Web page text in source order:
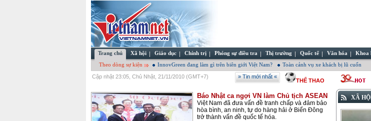
Trang chủ Xã hội Giáo dục Chính trị Phóng sự điều tra Thị trường Quốc tế Văn hóa Khoa
Theo dòng sự kiện InnovGreen đang làm gì trên biên giới Việt Nam? Toàn cảnh vụ xe khách bị lũ cuốn
Cập nhật 23:05, Chủ Nhật, 21/11/2010 (GMT+7)
» Tin mới nhất «
THỂ THAO
Báo Nhật ca ngợi VN làm Chủ tịch ASEAN
Việt Nam đã đưa vấn đề tranh chấp và đảm bảo
hòa bình, an ninh, tự do hàng hải ở Biển Đông
trở thành vấn đề quốc tế hóa.
XÃ